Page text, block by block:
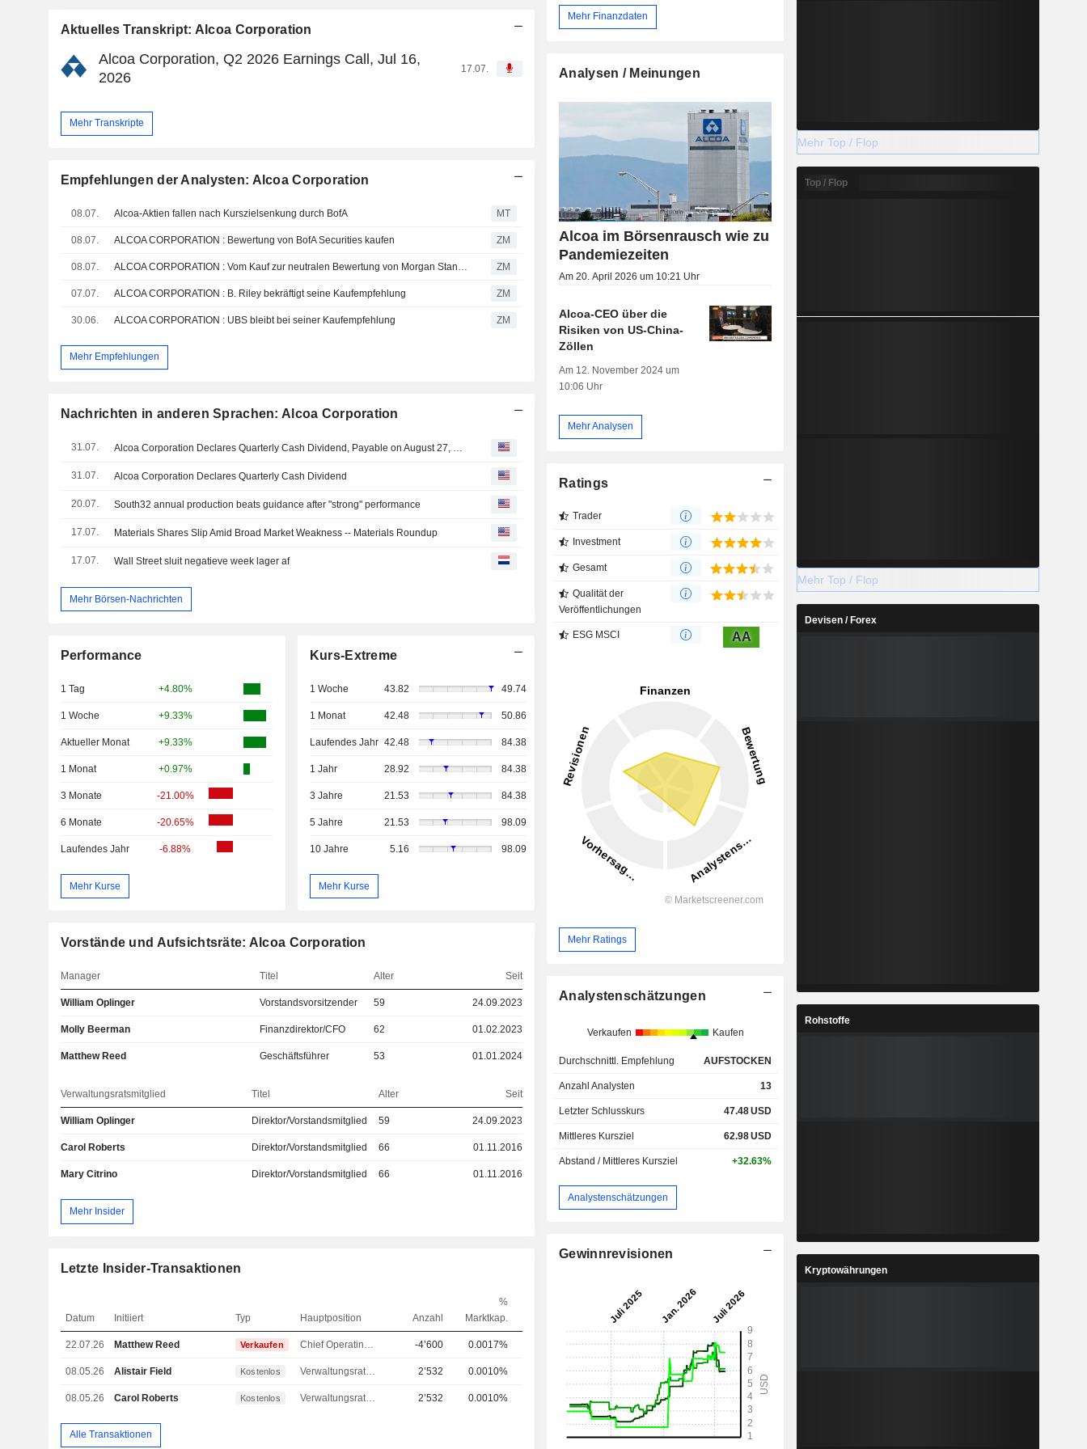
Aktuelles Transkript: Alcoa Corporation
Alcoa Corporation, Q2 2026 Earnings Call, Jul 16,
2026
17.07.
Mehr Transkripte
Empfehlungen der Analysten: Alcoa Corporation
08.07. Alcoa-Aktien fallen nach Kurszielsenkung durch BofA MT
08.07. ALCOA CORPORATION : Bewertung von BofA Securities kaufen ZM
08.07. ZM
07.07. ALCOA CORPORATION : B. Riley bekräftigt seine Kaufempfehlung ZM
30.06. ALCOA CORPORATION : UBS bleibt bei seiner Kaufempfehlung ZM
Mehr Empfehlungen
Nachrichten in anderen Sprachen: Alcoa Corporation
31.07. Alcoa Corporation Declares Quarterly Cash Dividend, Payable on August 27, 2026
31.07. Alcoa Corporation Declares Quarterly Cash Dividend
20.07. South32 annual production beats guidance after "strong" performance
17.07. Materials Shares Slip Amid Broad Market Weakness -- Materials Roundup
17.07. Wall Street sluit negatieve week lager af
Mehr Börsen-Nachrichten
Performance
1 Tag +4.80%
1 Woche +9.33%
Aktueller Monat +9.33%
1 Monat +0.97%
3 Monate -21.00%
6 Monate -20.65%
Laufendes Jahr -6.88%
Mehr Kurse
Kurs-Extreme
1 Woche 43.82 49.74
1 Monat 42.48 50.86
Laufendes Jahr 42.48 84.38
1 Jahr 28.92 84.38
3 Jahre 21.53 84.38
5 Jahre 21.53 98.09
10 Jahre 5.16 98.09
Mehr Kurse
Vorstände und Aufsichtsräte: Alcoa Corporation
Manager Titel Alter Seit
William Oplinger Vorstandsvorsitzender 59 24.09.2023
Molly Beerman Finanzdirektor/CFO 62 01.02.2023
Matthew Reed Geschäftsführer 53 01.01.2024
Verwaltungsratsmitglied Titel Alter Seit
William Oplinger Direktor/Vorstandsmitglied 59 24.09.2023
Carol Roberts Direktor/Vorstandsmitglied 66 01.11.2016
Mary Citrino Direktor/Vorstandsmitglied 66 01.11.2016
Mehr Insider
Letzte Insider-Transaktionen
Datum Initiiert Typ Hauptposition Anzahl
%
Marktkap.
22.07.26 Matthew Reed Verkaufen -4’600 0.0017%
08.05.26 Alistair Field Kostenlos 2’532 0.0010%
08.05.26 Carol Roberts Kostenlos 2’532 0.0010%
Alle Transaktionen
Mehr Finanzdaten
Analysen / Meinungen
Alcoa im Börsenrausch wie zu
Pandemiezeiten
Am 20. April 2026 um 10:21 Uhr
Alcoa-CEO über die
Risiken von US-China-
Zöllen
Am 12. November 2024 um
10:06 Uhr
Mehr Analysen
Ratings
Trader
Investment
Gesamt
Qualität der
Veröffentlichungen
ESG MSCI AA
Mehr Ratings
Analystenschätzungen
Verkaufen Kaufen
Durchschnittl. Empfehlung AUFSTOCKEN
Anzahl Analysten 13
Letzter Schlusskurs 47.48USD
Mittleres Kursziel 62.98USD
Abstand / Mittleres Kursziel +32.63%
Analystenschätzungen
Gewinnrevisionen
Mehr Top / Flop
Top / Flop
Mehr Top / Flop
Devisen / Forex
Rohstoffe
Kryptowährungen